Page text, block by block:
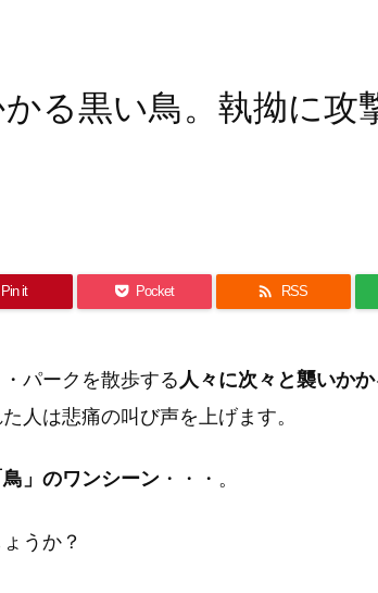
る黒い鳥。執拗に攻
Pin it Pocket  RSS
パークを散歩する 人々に次々と襲いか
人は悲痛の叫び声を上げます。
」のワンシーン ・・・。
うか？